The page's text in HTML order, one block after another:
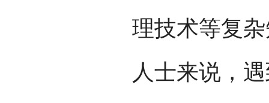
理技术等复
人士来说，